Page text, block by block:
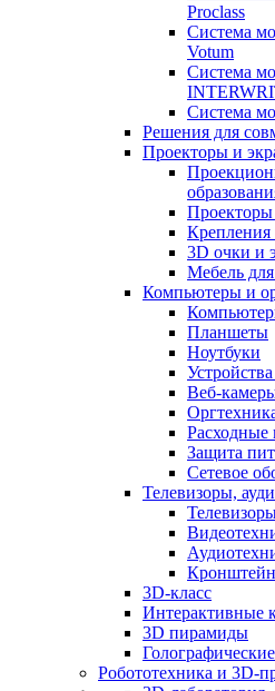
Proclass
Система
Votum
Система
Система
Решения для
Проекторы и
Проекторы
Крепления
3D очки и
Мебель
Компьютеры и
Планшеты
Ноутбуки
Веб-
Расходные
Защита
Сетевое
Телевизоры,
3D-класс
Интерактивные
3D пирамиды
Робототехника и 3D-